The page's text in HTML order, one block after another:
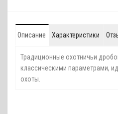
Описание Характеристики
Традиционные охотничьи
классическими параметрами,
охоты.